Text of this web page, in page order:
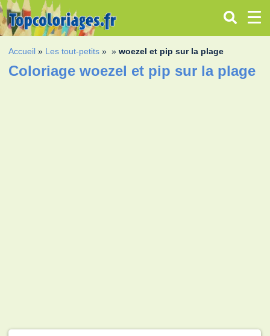
Accueil » Les tout-petits » »woezel et pip sur la plage
Coloriage woezel et pip sur la plage